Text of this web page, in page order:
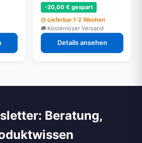
-20,00 € gespart
Lieferbar 1-2 Wochen
Kostenloser Versand
Details ansehen
Beratung,